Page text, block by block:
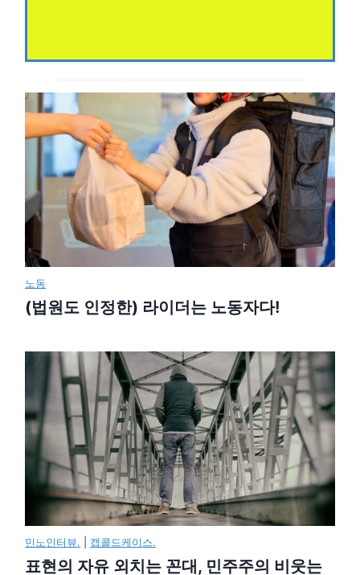
노동
(법원도 인정한) 라이더는 노동자다!
민노인터뷰. 캡콜드케이스.
표현의 자유 외치는 꼰대, 민주주의 비웃는